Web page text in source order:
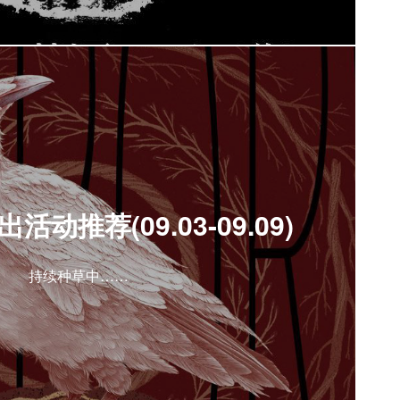
活动推荐(09.03-09.09)
持续种草中……